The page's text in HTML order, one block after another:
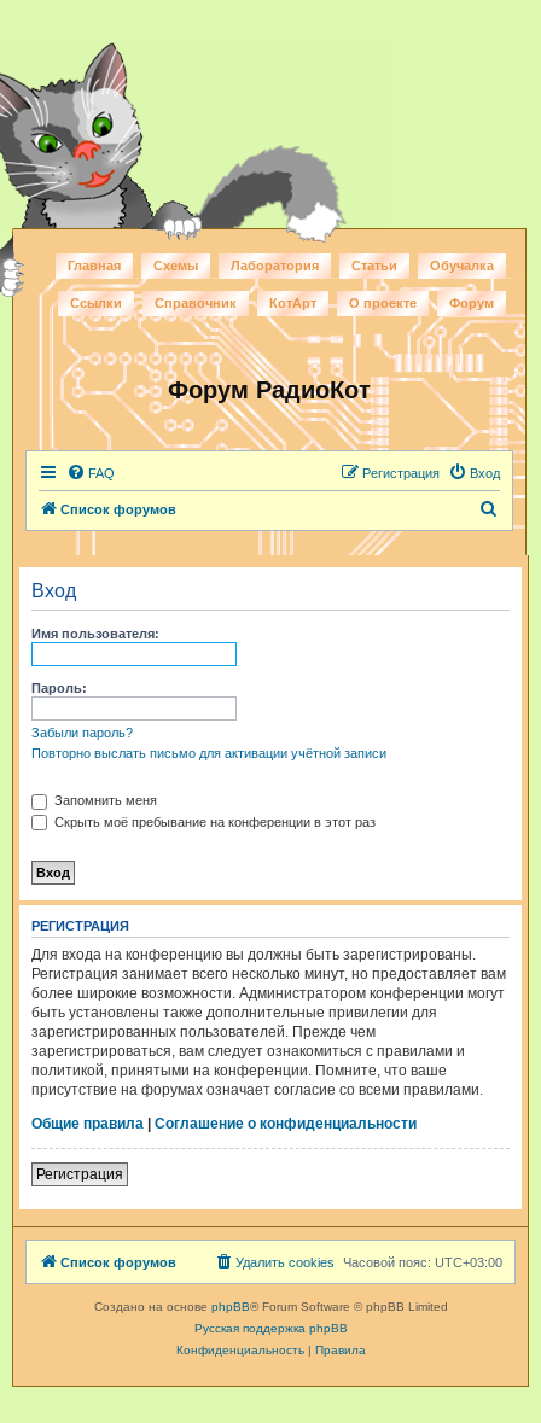
Главная Схемы Лаборатория Статьи Обучалка
Ссылки Справочник КотАрт О проекте Форум
Форум РадиоКот
FAQ Вход
Регистрация
Список форумов
и
Вход
Имя пользователя:
Пароль:
Забыли пароль?
Повторно выслать письмо для активации учётной записи
Запомнить меня
Скрыть моё пребывание на конференции в этот раз
РЕГИСТРАЦИЯ
Для входа на конференцию вы должны быть зарегистрированы.
Регистрация занимает всего несколько минут, но предоставляет вам
более широкие возможности. Администратором конференции могут
быть установлены также дополнительные привилегии для
зарегистрированных пользователей. Прежде чем
зарегистрироваться, вам следует ознакомиться с правилами и
политикой, принятыми на конференции. Помните, что ваше
присутствие на форумах означает согласие со всеми правилами.
Общие правила | Соглашение о конфиденциальности
Регистрация
Список форумов Часовой пояс: UTC+03:00
Удалить cookies
Создано на основе phpBB® Forum Software © phpBB Limited
Русская поддержка phpBB
Конфиденциальность| Правила